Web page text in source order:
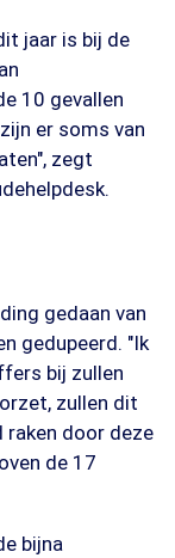
jaar is bij de
10 gevallen
er soms van
zegt
gedaan van
gedupeerd. "Ik
bij zullen
zullen dit
raken door deze
de 17
bijna